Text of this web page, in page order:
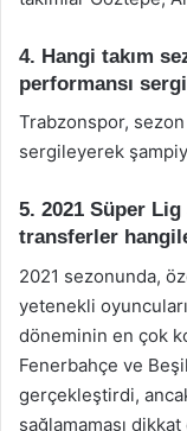
4. Hangi takım
performansı
Trabzonspor,
sergileyerek
5. 2021 Süper
transferler
2021 sezonunda,
yetenekli
döneminin en çok
Fenerbahçe ve
gerçekleştirdi,
sağlamaması